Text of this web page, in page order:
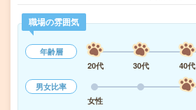
職場の雰囲気
年齢層
20代
30代 40代
男女比率
女性